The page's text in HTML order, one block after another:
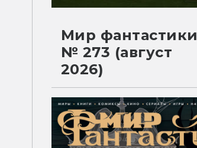
Мир фантастики
№ 273 (август
2026)